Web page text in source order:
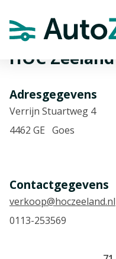
HOC Zeeland
Adresgegevens
Verrijn Stuartweg 4
4462 GE Goes
Contactgegevens
verkoop@hoczeeland.nl
0113-253569